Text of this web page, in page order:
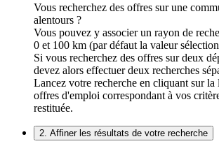
Vous recherchez des offres sur une
alentours ?
Vous pouvez y associer un rayon de
0 et 100 km (par défaut la valeur
Si vous recherchez des offres sur deux
devez alors effectuer deux recherches
Lancez votre recherche en cliquant sur la
offres d'emploi correspondant à vos
restituée.
2. Affiner les résultats de votre recherche